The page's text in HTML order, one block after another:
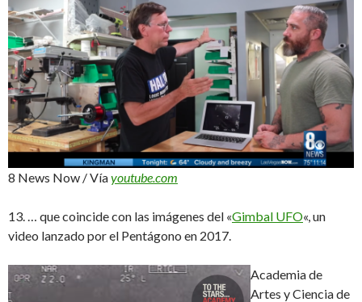
8 News Now / Víayoutube.com
13. … que coincide con las imágenes del «Gimbal UFO«, un
video lanzado por el Pentágono en 2017.
Academia de
Artes y Ciencia de